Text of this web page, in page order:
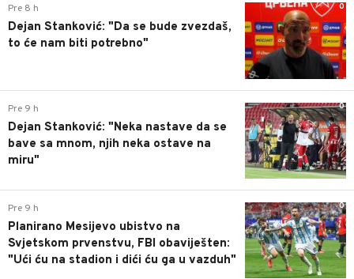
0
Pre 8 h
Dejan Stanković: "Da se bude zvezdaš,
to će nam biti potrebno"
0
Pre 9 h
Dejan Stanković: "Neka nastave da se
bave sa mnom, njih neka ostave na
miru"
0
Pre 9 h
Planirano Mesijevo ubistvo na
Svjetskom prvenstvu, FBI obaviješten:
"Ući ću na stadion i dići ću ga u vazduh"